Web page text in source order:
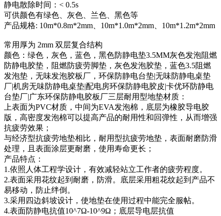
静电散除时间：< 0.5s
可供颜色有绿色、灰色、兰色、黑色等
产品规格: 10m*0.8m*2mm、10m*1.0m*2mm、10m*1.2m*2mm
常用厚为 2mm 双层复合结构
颜色：绿色，灰色，蓝色，黑色防静电垫3.5MM灰色发泡阻燃
防静电胶垫，阻燃防疲劳脚垫，灰色发泡胶垫，蓝色3.5阻燃
发泡垫，无味发泡胶板厂，环保防静电台垫|无味防静电桌垫
厂|机房无味防静电桌垫|配电房环保防静电胶皮|卡优环防静电
台垫厂|广东环保防静电胶板厂三层耐用型地垫材质：
上表面为PVC材质，中间为EVA发泡棉，底层为橡胶导电胶
版，高密度发泡棉可以提高产品的耐用性和回弹性，从而增强
抗疲劳效果；
与经济型抗疲劳地垫相比，耐用型抗疲劳地垫，表面耐磨防滑
处理，且表面涂层更耐磨，使用寿命更长；
产品特点：
1.依照人体工程学设计，有效减轻站立工作者的疲劳程度。
2.表面采用花纹起到耐磨，防滑。底层采用粗花纹起到产品不
易移动，防止绊倒。
3.采用四边斜坡设计，使地垫在使用过程中能完全服帖。
4.表面防静电抗值10^7Ω-10^9Ω；底层导电层抗值